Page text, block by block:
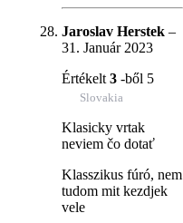
Jaroslav Herstek –
31. Január 2023
Értékelt 3 -ből 5
Slovakia
Klasicky vrtak
neviem čo dotať
Klasszikus fúró, nem
tudom mit kezdjek
vele